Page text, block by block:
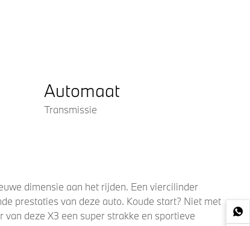
Automaat
Transmissie
dimensie aan het rijden. Een viercilinder
prestaties van deze auto. Koude start? Niet met
deze X3 een super strakke en sportieve